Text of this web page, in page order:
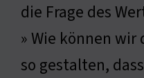
die Frage des
» Wie können wir
so gestalten,